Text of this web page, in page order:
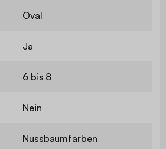
Oval
Ja
6 bis 8
Nein
Nussbaumfarben